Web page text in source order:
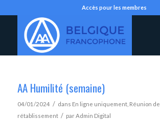
Accès pour les membres
AA Humilité (semaine)
04/01/2024 / dans En ligne uniquement, Réunion de
rétablissement / parAdmin Digital